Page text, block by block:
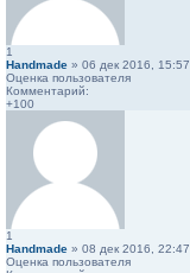
1
Handmade » 06 дек 2016, 15:57
Оценка пользователя
Комментарий:
+100
1
Handmade » 08 дек 2016, 22:47
Оценка пользователя